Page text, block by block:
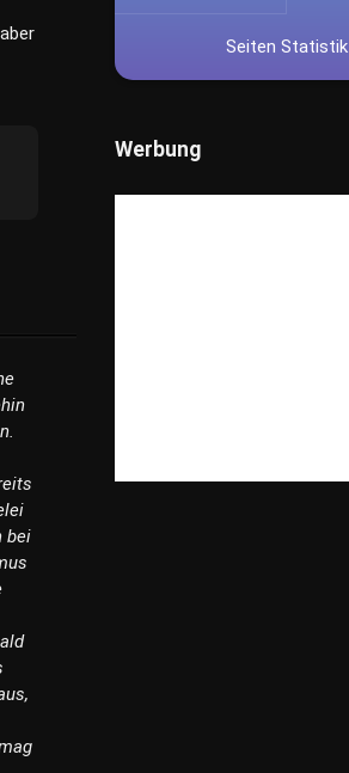
bei
Gesundheit
Industrie
Internet
Spiele
Seiten Statistik
Werbung